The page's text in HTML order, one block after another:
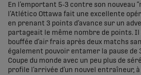
En l’emportant 5-3 contre son nouveau
l’Atlético Ottawa fait une excellente
en prenant 3 points d’avance sur un
partageait le même nombre de points. Il
bouffée d’air frais après deux matchs
également pouvoir entamer la pause de
Coupe du monde avec un peu plus de
profile l’arrivée d’un nouvel entraîneur,